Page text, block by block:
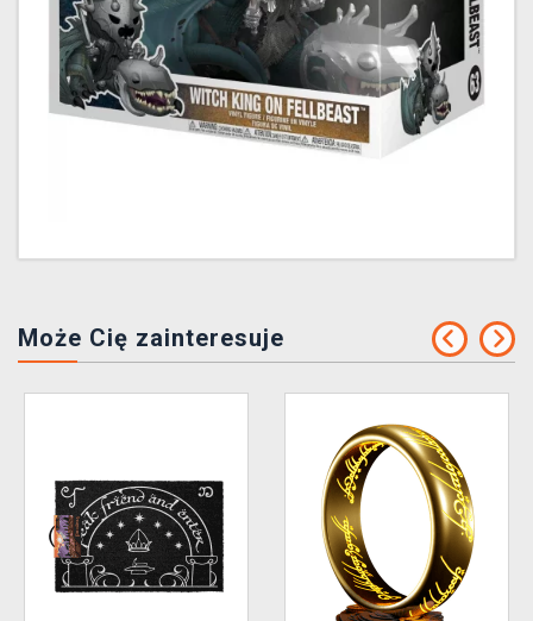
Może Cię zainteresuje